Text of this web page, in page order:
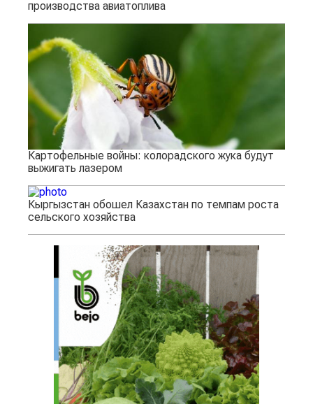
производства авиатоплива
Картофельные войны: колорадского жука будут
выжигать лазером
Кыргызстан обошел Казахстан по темпам роста
сельского хозяйства